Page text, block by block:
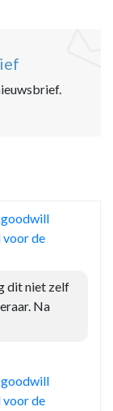
voor de
dit niet zelf
Na
voor de